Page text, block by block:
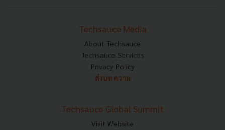
Techsauce Media
About Techsauce
Techsauce Services
Privacy Policy
ส่งบทความ
Techsauce Global Summit
Visit Website